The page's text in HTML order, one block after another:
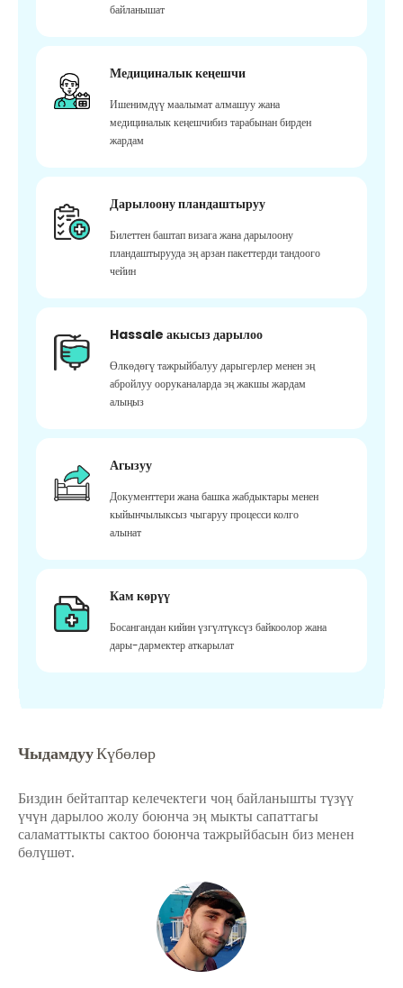
байланышат
Медициналык кеңешчи
Ишенимдүү маалымат алмашуу жана
медициналык кеңешчибиз тарабынан бирден
жардам
Дарылоону пландаштыруу
Билеттен баштап визага жана дарылоону
пландаштырууда эң арзан пакеттерди тандоого
чейин
Hassale акысыз дарылоо
Өлкөдөгү тажрыйбалуу дарыгерлер менен эң
абройлуу ооруканаларда эң жакшы жардам
алыңыз
Агызуу
Документтери жана башка жабдыктары менен
кыйынчылыксыз чыгаруу процесси колго
алынат
Кам көрүү
Босангандан кийин үзгүлтүксүз байкоолор жана
дары-дармектер аткарылат
ЧыдамдууКүбөлөр
Биздин бейтаптар келечектеги чоң байланышты түзүү
үчүн дарылоо жолу боюнча эң мыкты сапаттагы
саламаттыкты сактоо боюнча тажрыйбасын биз менен
бөлүшөт.